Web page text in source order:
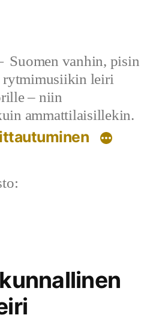
Suomen vanhin, pisin
leiri
– niin
ammattilaisillekin.